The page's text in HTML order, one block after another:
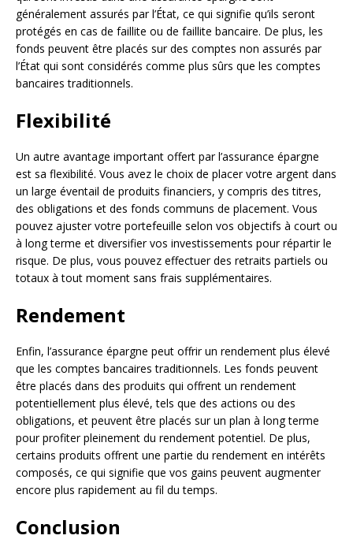
généralement assurés par l’État, ce qui signifie qu’ils seront
protégés en cas de faillite ou de faillite bancaire. De plus, les
fonds peuvent être placés sur des comptes non assurés par
l’État qui sont considérés comme plus sûrs que les comptes
bancaires traditionnels.
Flexibilité
Un autre avantage important offert par l’assurance épargne
est sa flexibilité. Vous avez le choix de placer votre argent dans
un large éventail de produits financiers, y compris des titres,
des obligations et des fonds communs de placement. Vous
pouvez ajuster votre portefeuille selon vos objectifs à court ou
à long terme et diversifier vos investissements pour répartir le
risque. De plus, vous pouvez effectuer des retraits partiels ou
totaux à tout moment sans frais supplémentaires.
Rendement
Enfin, l’assurance épargne peut offrir un rendement plus élevé
que les comptes bancaires traditionnels. Les fonds peuvent
être placés dans des produits qui offrent un rendement
potentiellement plus élevé, tels que des actions ou des
obligations, et peuvent être placés sur un plan à long terme
pour profiter pleinement du rendement potentiel. De plus,
certains produits offrent une partie du rendement en intérêts
composés, ce qui signifie que vos gains peuvent augmenter
encore plus rapidement au fil du temps.
Conclusion